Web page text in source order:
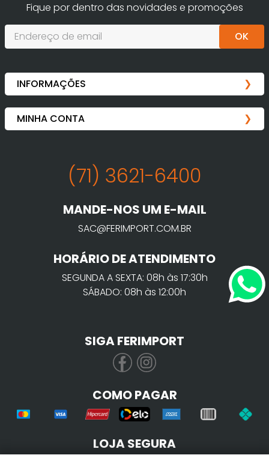
Fique por dentro das novidades e promoções
OK
(71) 3621-6400
MANDE-NOS UM E-MAIL
SAC@FERIMPORT.COM.BR
HORÁRIO DE ATENDIMENTO
SEGUNDA A SEXTA: 08h às 17:30h
SÁBADO: 08h às 12:00h
SIGA FERIMPORT
COMO PAGAR
LOJA SEGURA